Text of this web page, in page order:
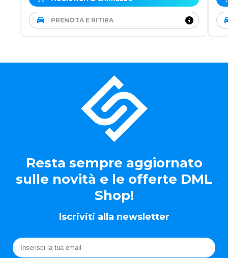
PRENOTA E RITIRA
Resta sempre aggiornato
sulle novità e le offerte DML
Shop!
Iscriviti alla newsletter